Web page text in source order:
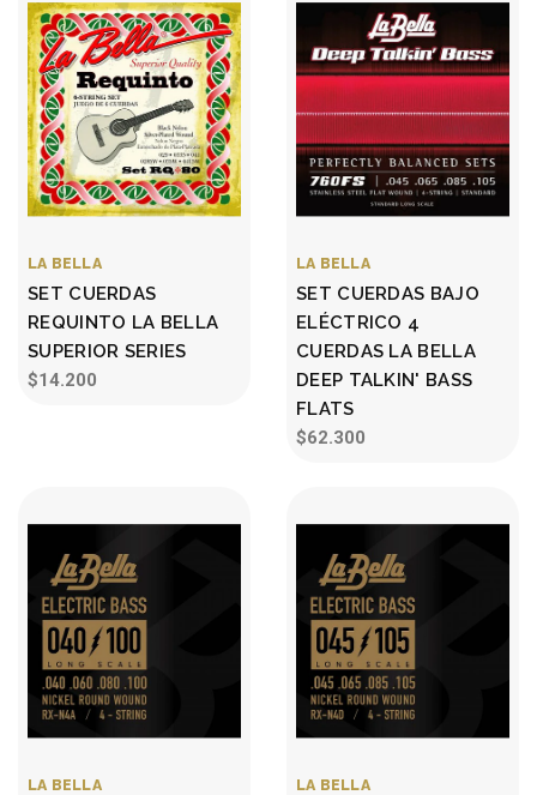
LA BELLA
SET CUERDAS
REQUINTO LA BELLA
SUPERIOR SERIES
$14.200
LA BELLA
SET CUERDAS BAJO
ELÉCTRICO 4
CUERDAS LA BELLA
DEEP TALKIN' BASS
FLATS
$62.300
LA BELLA LA BELLA